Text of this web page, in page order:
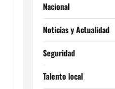
Nacional
Noticias y Actualidad
Seguridad
Talento local